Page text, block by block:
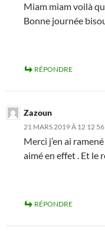
Miam miam voilà
Bonne journée
RÉPONDRE
Zazoun
21 MARS 2019 À 12 12
Merci j’en ai
aimé en effet . Et le
RÉPONDRE